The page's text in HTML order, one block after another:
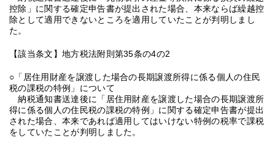
控除」に関する確定申告書が提出された場合、本来ならば繰越控
除として適用できないところを適用していたことが判明しまし
た。
【該当条文】地方税法附則第35条の4の2
○「居住用財産を譲渡した場合の長期譲渡所得に係る個人の住民
税の課税の特例」について
納税通知書送達後に「居住用財産を譲渡した場合の長期譲渡所
得に係る個人の住民税の課税の特例」に関する確定申告書が提出
された場合、本来であれば適用してはいけない特例の税率で課税
をしていたことが判明しました。